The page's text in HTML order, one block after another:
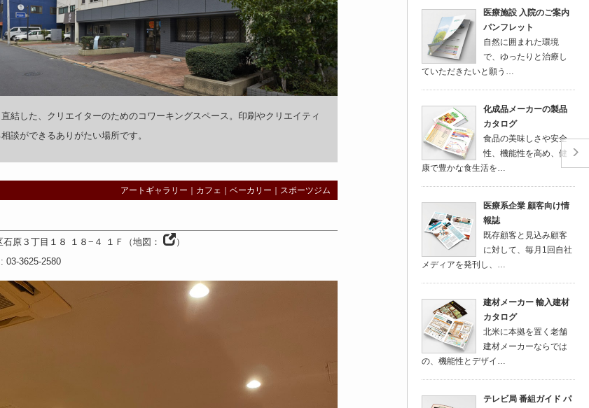
結した、クリエイターのためのコワーキングスペース。印刷やクリエイティ
談ができるありがたい場所です。
アートギャラリー カフェ ベーカリー スポーツジム
石原３丁目１８ １８−４ １Ｆ （地図：
）
: 03-3625-2580
医療施設 入院のご案内
パンフレット
自然に囲まれた環境
で、ゆったりと治療し
ていただきたいと願う…
化成品メーカーの製品
カタログ
食品の美味しさや安全
性、機能性を高め、健
康で豊かな食生活を…
医療系企業 顧客向け情
報誌
既存顧客と見込み顧客
に対して、毎月1回自社
メディアを発刊し、…
建材メーカー 輸入建材
カタログ
北米に本拠を置く老舗
建材メーカーならでは
の、機能性とデザイ…
テレビ局 番組ガイド パ